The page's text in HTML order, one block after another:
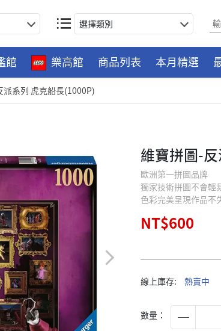
選擇類別
館 樂高館 商品列表 本月精選
派系列 虎克船長(1000P)
維寶拼圖-
歐洲第一拼圖品牌
獨家技術拼圖不會輕
色彩完美呈現作品不
NT$600
線上庫存: 熱賣中
數量：